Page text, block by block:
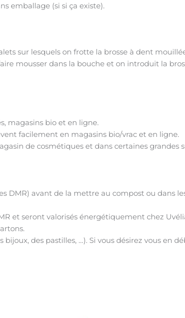
emballage (si si ça existe).
sur lesquels on frotte la brosse à dent
mousser dans la bouche et on introduit la
magasins bio et en ligne.
facilement en magasins bio/vrac et en ligne.
de cosmétiques et dans certaines grandes
DMR) avant de la mettre au compost ou dans
et seront valorisés énergétiquement chez
des pastilles, …). Si vous désirez vous en